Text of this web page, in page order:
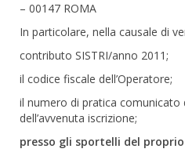
– 00147 ROMA
In particolare, nella causale di
contributo SISTRI/anno 2011;
il codice fiscale dell’Operatore;
il numero di pratica comunicato
dell’avvenuta iscrizione;
presso gli sportelli del